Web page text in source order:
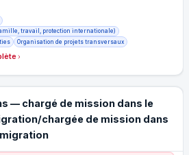
travail, protection internationale)
Organisation de projets transversaux
— chargé de mission dans le
chargée de mission dans